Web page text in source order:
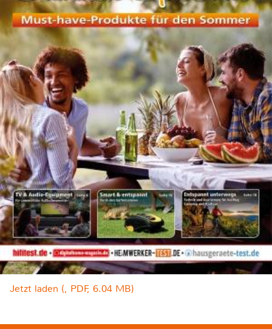
Jetzt laden (, PDF, 6.04 MB)